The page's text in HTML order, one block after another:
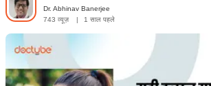
Dr. Abhinav Banerjee
743 व्यूज़
1 साल पहले